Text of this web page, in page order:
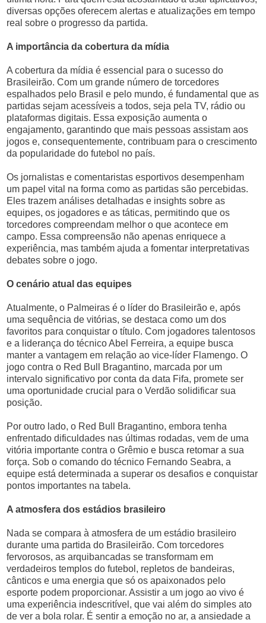
diversas opções oferecem alertas e atualizações em tempo
real sobre o progresso da partida.
A importância da cobertura da mídia
A cobertura da mídia é essencial para o sucesso do
Brasileirão. Com um grande número de torcedores
espalhados pelo Brasil e pelo mundo, é fundamental que as
partidas sejam acessíveis a todos, seja pela TV, rádio ou
plataformas digitais. Essa exposição aumenta o
engajamento, garantindo que mais pessoas assistam aos
jogos e, consequentemente, contribuam para o crescimento
da popularidade do futebol no país.
Os jornalistas e comentaristas esportivos desempenham
um papel vital na forma como as partidas são percebidas.
Eles trazem análises detalhadas e insights sobre as
equipes, os jogadores e as táticas, permitindo que os
torcedores compreendam melhor o que acontece em
campo. Essa compreensão não apenas enriquece a
experiência, mas também ajuda a fomentar interpretativas
debates sobre o jogo.
O cenário atual das equipes
Atualmente, o Palmeiras é o líder do Brasileirão e, após
uma sequência de vitórias, se destaca como um dos
favoritos para conquistar o título. Com jogadores talentosos
e a liderança do técnico Abel Ferreira, a equipe busca
manter a vantagem em relação ao vice-líder Flamengo. O
jogo contra o Red Bull Bragantino, marcada por um
intervalo significativo por conta da data Fifa, promete ser
uma oportunidade crucial para o Verdão solidificar sua
posição.
Por outro lado, o Red Bull Bragantino, embora tenha
enfrentado dificuldades nas últimas rodadas, vem de uma
vitória importante contra o Grêmio e busca retomar a sua
força. Sob o comando do técnico Fernando Seabra, a
equipe está determinada a superar os desafios e conquistar
pontos importantes na tabela.
A atmosfera dos estádios brasileiro
Nada se compara à atmosfera de um estádio brasileiro
durante uma partida do Brasileirão. Com torcedores
fervorosos, as arquibancadas se transformam em
verdadeiros templos do futebol, repletos de bandeiras,
cânticos e uma energia que só os apaixonados pelo
esporte podem proporcionar. Assistir a um jogo ao vivo é
uma experiência indescritível, que vai além do simples ato
de ver a bola rolar. É sentir a emoção no ar, a ansiedade a